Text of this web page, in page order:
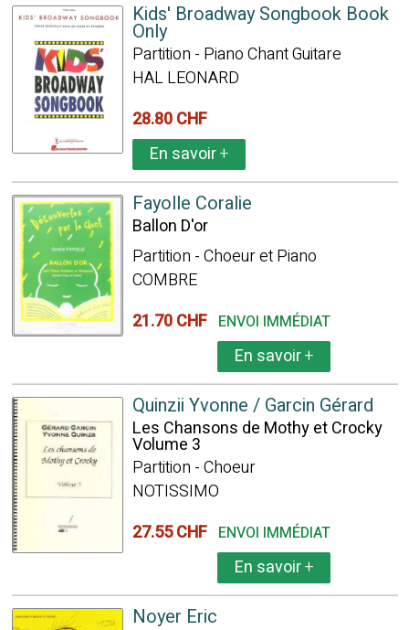
Kids' Broadway Songbook Book
Only
Partition - Piano Chant Guitare
HAL LEONARD
28.80 CHF
En savoir+
Fayolle Coralie
Ballon D'or
Partition - Choeur et Piano
COMBRE
21.70 CHF ENVOI IMMÉDIAT
En savoir+
Quinzii Yvonne / Garcin Gérard
Les Chansons de Mothy et Crocky
Volume 3
Partition - Choeur
NOTISSIMO
27.55 CHF ENVOI IMMÉDIAT
En savoir+
Noyer Eric